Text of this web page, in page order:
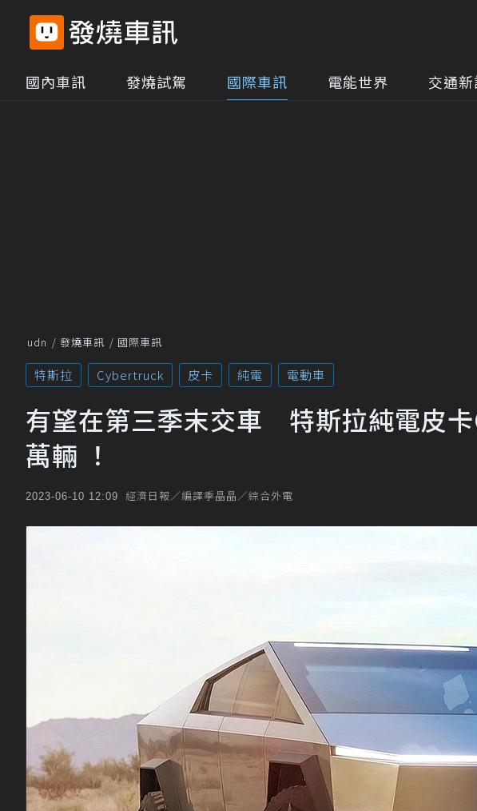
國內車訊 發燒試駕 國際車訊 電能世界 交通
udn 發燒車訊 國際車訊
特斯拉 Cybertruck 皮卡 純電 電動車
有望在第三季末交車 特斯拉純電皮
萬輛 ！
2023-06-10 12:09 經濟日報／編譯季晶晶／綜合外電